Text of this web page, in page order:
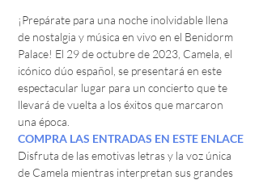
¡Prepárate para una noche inolvidable llena
de nostalgia y música en vivo en el Benidorm
Palace! El 29 de octubre de 2023, Camela, el
icónico dúo español, se presentará en este
espectacular lugar para un concierto que te
llevará de vuelta a los éxitos que marcaron
una época.
COMPRA LAS ENTRADAS EN ESTE ENLACE
Disfruta de las emotivas letras y la voz única
de Camela mientras interpretan sus grandes